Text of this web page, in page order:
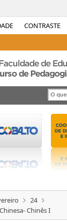
CONTRASTE
de
de
24
Chinês I